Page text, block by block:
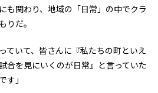
も関わり、地域の「日常」の中でクラ
りだ。
ていて、皆さんに『私たちの町といえ
合を見にいくのが日常』と言っていた
す」